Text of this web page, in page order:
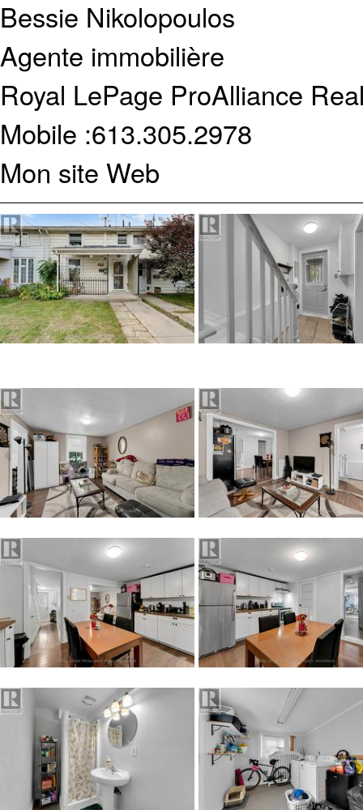
Bessie Nikolopoulos
Agente immobilière
Royal LePage ProAlliance
Mobile :613.305.2978
Mon site Web